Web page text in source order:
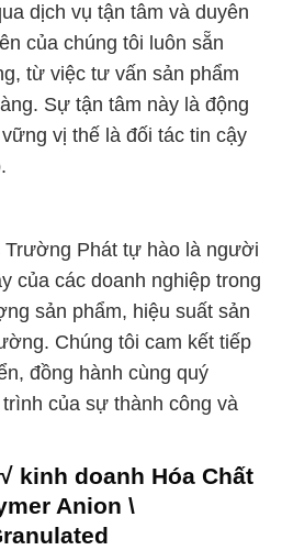
dịch vụ tận tâm và duyên
của chúng tôi luôn sẵn
từ việc tư vấn sản phẩm
Sự tận tâm này là động
vị thế là đối tác tin cậy
Phát tự hào là người
của các doanh nghiệp trong
sản phẩm, hiệu suất sản
Chúng tôi cam kết tiếp
đồng hành cùng quý
của sự thành công và
kinh doanh Hóa Chất
Anion \